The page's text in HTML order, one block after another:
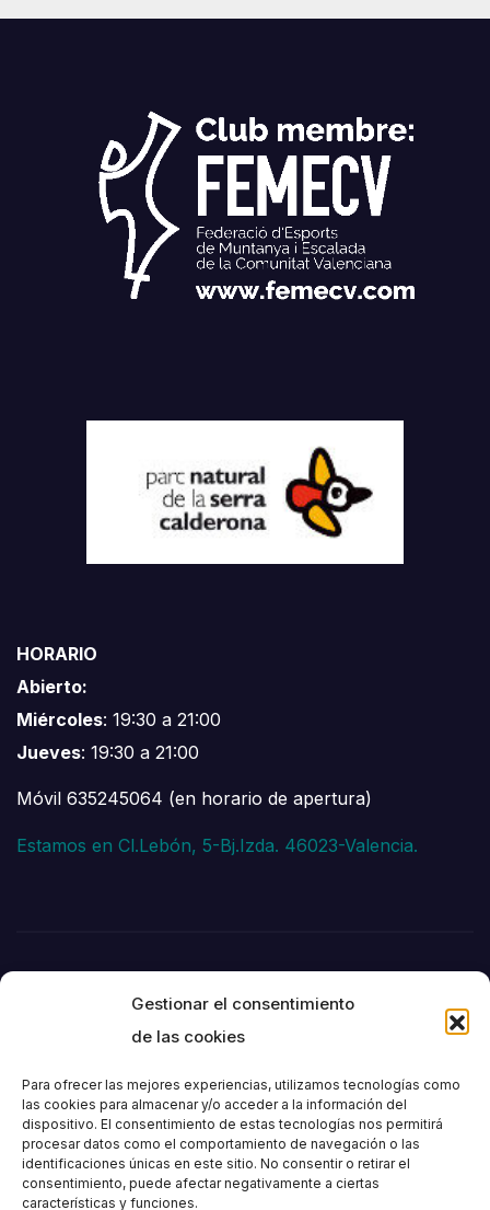
Gestionar el consentimiento
de las cookies
Para ofrecer las mejores experiencias, utilizamos tecnologías como
las cookies para almacenar y/o acceder a la información del
dispositivo. El consentimiento de estas tecnologías nos permitirá
procesar datos como el comportamiento de navegación o las
identificaciones únicas en este sitio. No consentir o retirar el
consentimiento, puede afectar negativamente a ciertas
características y funciones.
HORARIO
Abierto:
Miércoles: 19:30 a 21:00
Jueves: 19:30 a 21:00
Móvil 635245064 (en horario de apertura)
Estamos en Cl.Lebón, 5-Bj.Izda. 46023-Valencia.
Societat